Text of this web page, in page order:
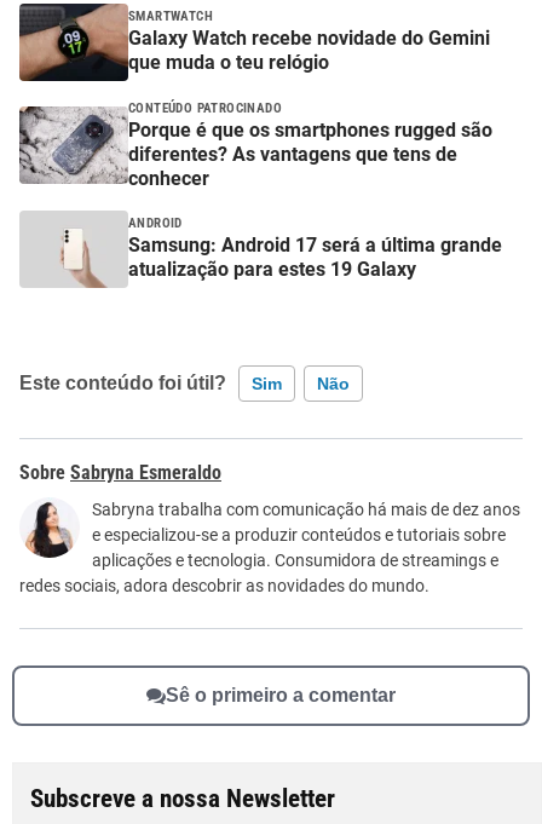
SMARTWATCH
Galaxy Watch recebe novidade do Gemini
que muda o teu relógio
CONTEÚDO PATROCINADO
Porque é que os smartphones rugged são
diferentes? As vantagens que tens de
conhecer
ANDROID
Samsung: Android 17 será a última grande
atualização para estes 19 Galaxy
Este conteúdo foi útil? Sim Não
Este conteúdo não tem a informação que procuro
Outro
Sabryna Esmeraldo
Sabryna trabalha com comunicação há mais de dez anos
e especializou-se a produzir conteúdos e tutoriais sobre
aplicações e tecnologia. Consumidora de streamings e
redes sociais, adora descobrir as novidades do mundo.
Sê o primeiro a comentar
Subscreve a nossa Newsletter